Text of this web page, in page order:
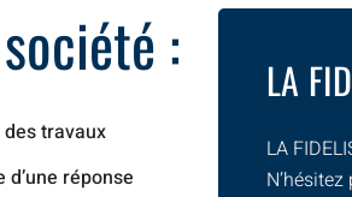
:
travaux
d’une réponse
LA
LA